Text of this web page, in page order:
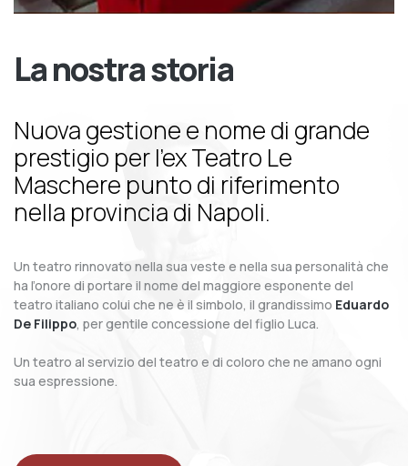
La nostra storia
Nuova gestione e nome di grande
prestigio per l’ex Teatro Le
Maschere punto di riferimento
nella provincia di Napoli.
Un teatro rinnovato nella sua veste e nella sua personalità che
ha l’onore di portare il nome del maggiore esponente del
teatro italiano colui che ne è il simbolo, il grandissimo Eduardo
De Filippo, per gentile concessione del figlio Luca.
Un teatro al servizio del teatro e di coloro che ne amano ogni
sua espressione.